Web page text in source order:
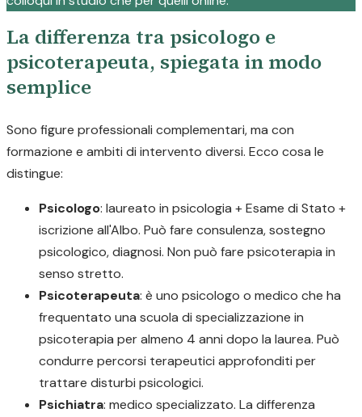
La differenza tra psicologo e
psicoterapeuta, spiegata in modo
semplice
Sono figure professionali complementari, ma con
formazione e ambiti di intervento diversi. Ecco cosa le
distingue:
Psicologo: laureato in psicologia + Esame di Stato +
iscrizione all'Albo. Può fare consulenza, sostegno
psicologico, diagnosi. Non può fare psicoterapia in
senso stretto.
Psicoterapeuta: è uno psicologo o medico che ha
frequentato una scuola di specializzazione in
psicoterapia per almeno 4 anni dopo la laurea. Può
condurre percorsi terapeutici approfonditi per
trattare disturbi psicologici.
Psichiatra: medico specializzato. La differenza